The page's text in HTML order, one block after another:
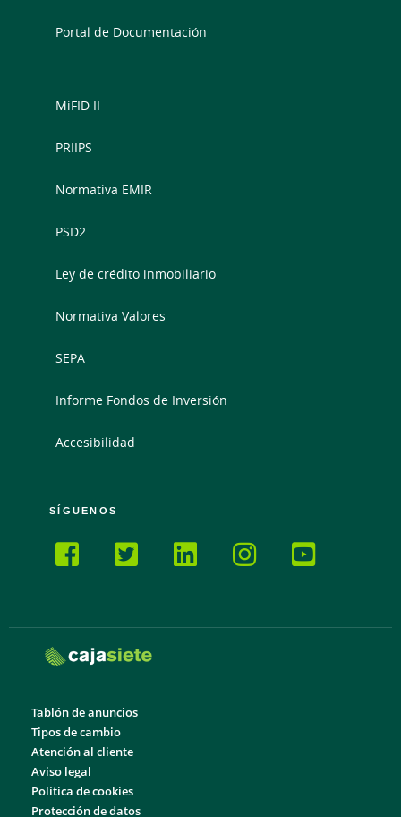
Portal de Documentación
MiFID II
PRIIPS
Normativa EMIR
PSD2
Ley de crédito inmobiliario
Normativa Valores
SEPA
Informe Fondos de Inversión
Accesibilidad
SÍGUENOS
Tablón de anuncios
Tipos de cambio
Atención al cliente
Aviso legal
Política de cookies
Protección de datos